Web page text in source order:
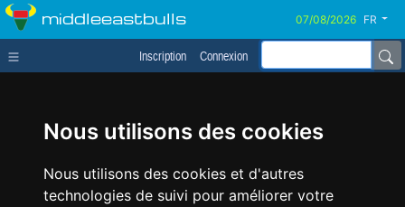
Nous utilisons des cookies
Nous utilisons des cookies et d'autres
technologies de suivi pour améliorer votre
middleeastbulls FR
Inscription Connexion